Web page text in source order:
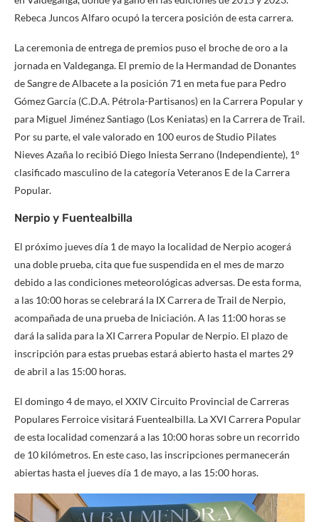
Rebeca Juncos Alfaro ocupó la tercera posición de esta carrera.
La ceremonia de entrega de premios puso el broche de oro a la
jornada en Valdeganga. El premio de la Hermandad de Donantes
de Sangre de Albacete a la posición 71 en meta fue para Pedro
Gómez García (C.D.A. Pétrola-Partisanos) en la Carrera Popular y
para Miguel Jiménez Santiago (Los Keniatas) en la Carrera de Trail.
Por su parte, el vale valorado en 100 euros de Studio Pilates
Nieves Azaña lo recibió Diego Iniesta Serrano (Independiente), 1º
clasificado masculino de la categoría Veteranos E de la Carrera
Popular.
Nerpio y Fuentealbilla
El próximo jueves día 1 de mayo la localidad de Nerpio acogerá
una doble prueba, cita que fue suspendida en el mes de marzo
debido a las condiciones meteorológicas adversas. De esta forma,
a las 10:00 horas se celebrará la IX Carrera de Trail de Nerpio,
acompañada de una prueba de Iniciación. A las 11:00 horas se
dará la salida para la XI Carrera Popular de Nerpio. El plazo de
inscripción para estas pruebas estará abierto hasta el martes 29
de abril a las 15:00 horas.
El domingo 4 de mayo, el XXIV Circuito Provincial de Carreras
Populares Ferroice visitará Fuentealbilla. La XVI Carrera Popular
de esta localidad comenzará a las 10:00 horas sobre un recorrido
de 10 kilómetros. En este caso, las inscripciones permanecerán
abiertas hasta el jueves día 1 de mayo, a las 15:00 horas.